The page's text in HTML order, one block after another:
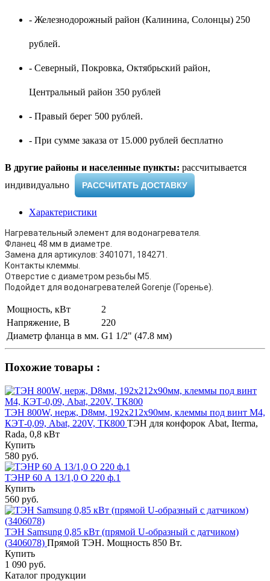
- Железнодорожный район (Калинина, Солонцы) 250
рублей.
- Северный, Покровка, Октябрьский район,
Центральный район 350 рублей
- Правый берег 500 рублей.
- При сумме заказа от 15.000 рублей бесплатно
В другие районы и населенные пункты: рассчитывается
индивидуально ​
РАССЧИТАТЬ ДОСТАВКУ
Характеристики
Нагревательный элемент для водонагревателя.
Фланец 48 мм в диаметре.
Замена для артикулов: 3401071, 184271.
Контакты клеммы.
Отверстие с диаметром резьбы М5.
Подойдет для водонагревателей Gorenje (Горенье).
Мощность, кВт
2
Напряжение, В
220
Диаметр фланца в мм. G1 1/2" (47.8 мм)
Похожие товары :
ТЭН 800W, нерж, D8мм, 192х212х90мм, клеммы под винт М4,
КЭТ-0,09, Abat, 220V, ТК800 ТЭН для конфорок Abat, Iterma,
Rada, 0,8 кВт
Купить
580 руб.
ТЭНР 60 А 13/1,0 О 220 ф.1
Купить
560 руб.
ТЭН Samsung 0,85 кВт (прямой U-образный с датчиком)
(3406078) Прямой ТЭН. Мощность 850 Вт.
Купить
1 090 руб.
Каталог продукции